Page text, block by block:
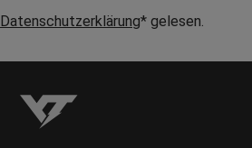
Datenschutzerklärung* gelesen.
YT-Industries